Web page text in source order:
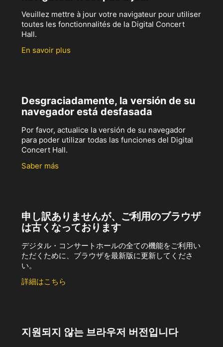
Veuillez mettre à jour votre navigateur pour utiliser
toutes les fonctionnalités de la Digital Concert
Hall.
En savoir plus
Desgraciadamente, la versión de su
navegador está desfasada
Por favor, actualice la versión de su navegador
para poder utilizar todas las funciones del Digital
Concert Hall.
Saber más
申し訳ありませんが、ご利用のブラウザ
は古くなっております
デジタル・コンサートホールの全ての機能をご利用い
ただくために、ブラウザを最新版に更新してくださ
い。
詳細はこちら
지원되지 않는 브라우저 버전입니다